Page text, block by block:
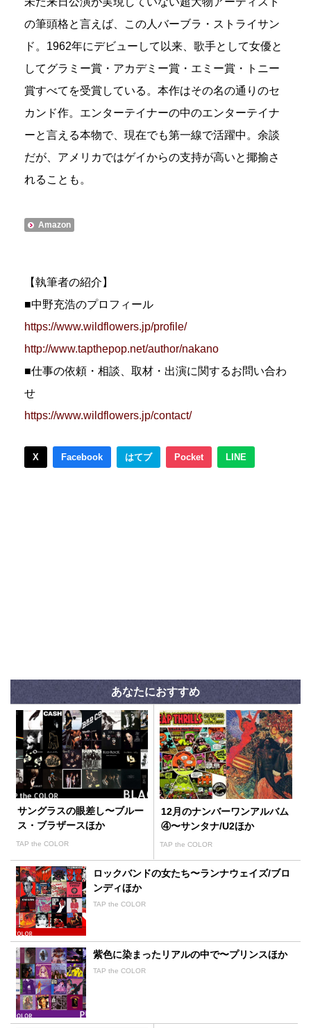
の筆頭格と言えば、この人バーブラ・ストライサン
ド。1962年にデビューして以来、歌手として女優と
してグラミー賞・アカデミー賞・エミー賞・トニー
賞すべてを受賞している。本作はその名の通りのセ
カンド作。エンターテイナーの中のエンターテイナ
ーと言える本物で、現在でも第一線で活躍中。余談
だが、アメリカではゲイからの支持が高いと揶揄さ
れることも。
Amazon
【執筆者の紹介】
■中野充浩のプロフィール
https://www.wildflowers.jp/profile/
http://www.tapthepop.net/author/nakano
■仕事の依頼・相談、取材・出演に関するお問い合わ
せ
https://www.wildflowers.jp/contact/
X Facebook はてブ Pocket LINE
あなたにおすすめ
サングラスの眼差し〜ブルー
ス・ブラザースほか
TAP the COLOR
12月のナンバーワンアルバム
④〜サンタナ/U2ほか
TAP the COLOR
ロックバンドの女たち〜ランナウェイズ/ブロ
ンディほか
TAP the COLOR
紫色に染まったリアルの中で〜プリンスほか
TAP the COLOR